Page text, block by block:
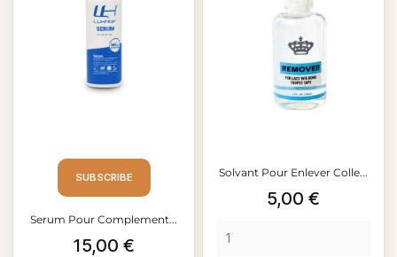
SUBSCRIBE
Serum Pour Complement...
Prix
15,00 €
Solvant Pour Enlever Colle...
Prix
5,00 €